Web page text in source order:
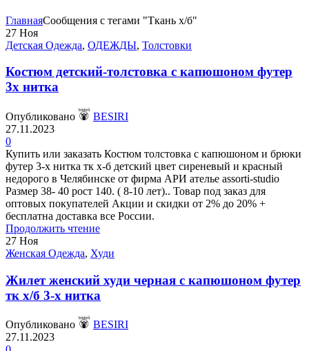
ГлавнаяСообщения с тегами "Ткань х/б"
27 Ноя
Детская Одежда, ОДЕЖДЫ, Толстовки
Костюм детский-толстовка с капюшоном футер
3х нитка
Опубликовано
BESIRI
27.11.2023
0
Купить или заказать Костюм толстовка с капюшоном и брюки
футер 3-х нитка тк х-б детский цвет сиреневый и красный
недорого в Челябинске от фирма АРИ ателье assorti-studio
Размер 38- 40 рост 140. ( 8-10 лет).. Товар под заказ для
оптовых покупателей Акции и скидки от 2% до 20% +
бесплатна доставка все России.
Продолжить чтение
27 Ноя
Женская Одежда, Худи
Жилет женский худи черная с капюшоном футер
тк х/б 3-х нитка
Опубликовано
BESIRI
27.11.2023